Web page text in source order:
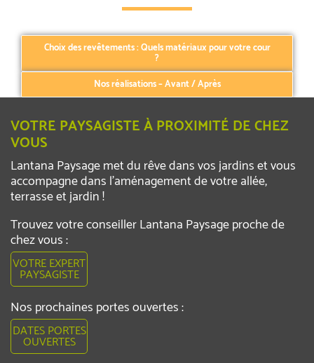
Choix des revêtements : Quels matériaux pour votre cour
?
Nos réalisations – Avant / Après
VOTRE PAYSAGISTE À PROXIMITÉ DE CHEZ
VOUS
Lantana Paysage met du rêve dans vos jardins et vous
accompagne dans l’aménagement de votre allée,
terrasse et jardin !
Trouvez votre conseiller Lantana Paysage proche de
chez vous :
VOTRE EXPERT
PAYSAGISTE
Nos prochaines portes ouvertes :
DATES PORTES
OUVERTES